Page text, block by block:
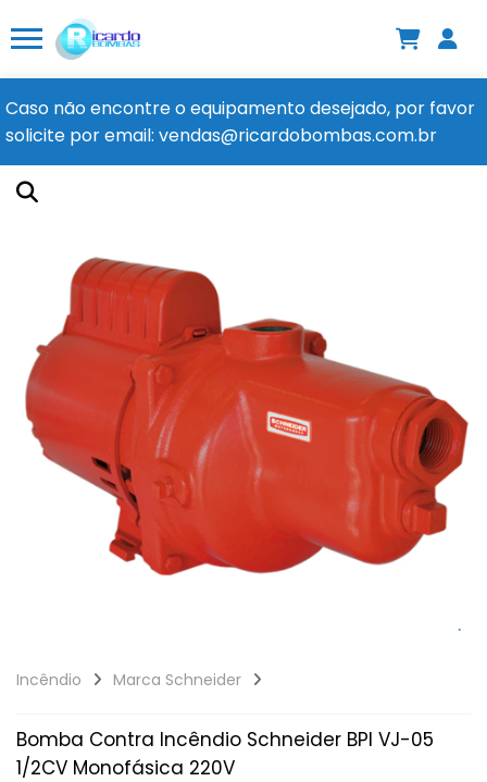
Caso não encontre o equipamento desejado, por favor
solicite por email: vendas@ricardobombas.com.br
Incêndio Marca Schneider
Bomba Contra Incêndio Schneider BPI VJ-05
1/2CV Monofásica 220V